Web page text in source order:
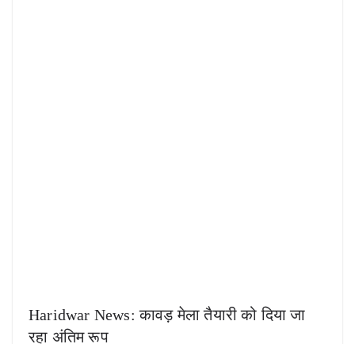
Haridwar News: कावड़ मेला तैयारी को दिया जा
रहा अंतिम रूप